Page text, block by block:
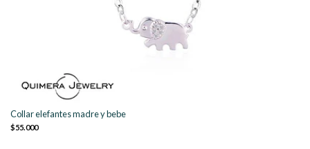
Collar elefantes madre y bebe
$55.000